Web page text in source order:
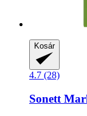
Kosár
4.7 (28)
Sonett